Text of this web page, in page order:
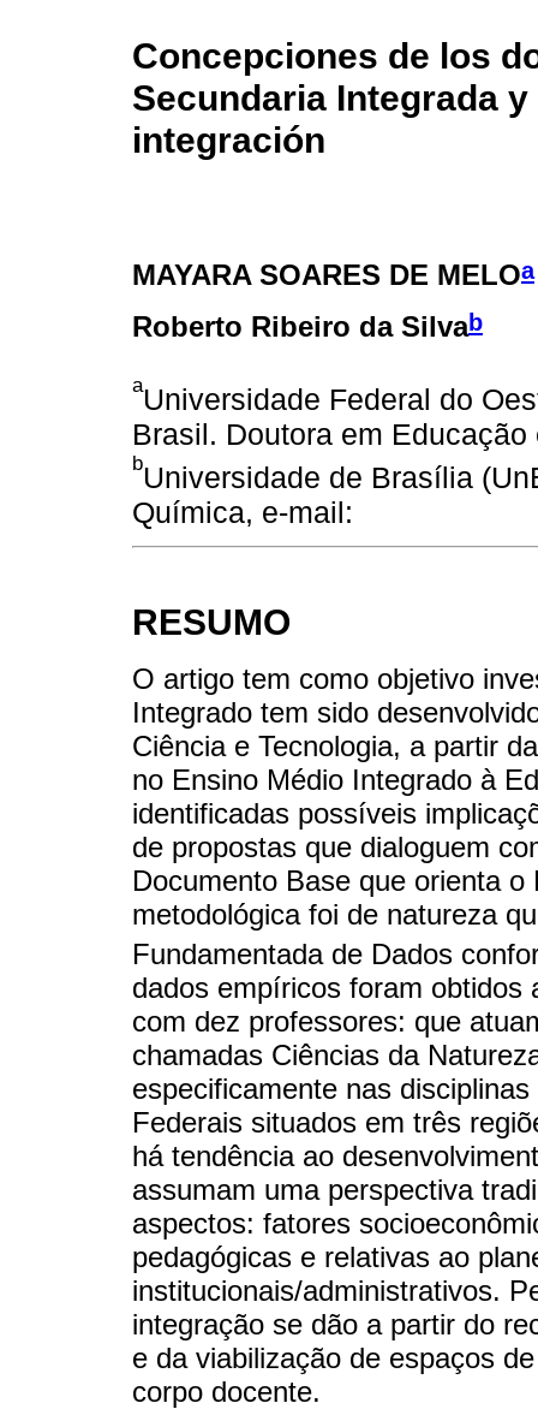
Concepciones de los
Secundaria Integrada
integración
MAYARA SOARES DE MELOa
Roberto Ribeiro da Silvab
aUniversidade Federal do
Brasil. Doutora em
bUniversidade de Brasília
Química, e-mail:
RESUMO
O artigo tem como objetivo
Integrado tem sido
Ciência e Tecnologia, a partir
no Ensino Médio Integrado à
identificadas possíveis
de propostas que dialoguem
Documento Base que orienta
metodológica foi de natureza
Fundamentada de Dados
dados empíricos foram obtidos
com dez professores: que
chamadas Ciências da
especificamente nas
Federais situados em três
há tendência ao
assumam uma perspectiva
aspectos: fatores
pedagógicas e relativas ao
institucionais/administrativos.
integração se dão a partir do
e da viabilização de espaços
corpo docente.